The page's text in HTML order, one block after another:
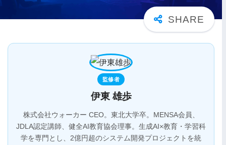
監修者
伊東 雄歩
株式会社ウォーカー CEO。東北大学卒。MENSA会員、
JDLA認定講師、健全AI教育協会理事。生成AI×教育・学習科
学を専門とし、2億円超のシステム開発プロジェクトを統